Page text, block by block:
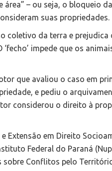
– ou seja, o bloqueio
suas propriedades.
coletivo da terra e
impede que os
que avaliou o caso em
e pediu o
considerou o direito à
Extensão em Direito
Federal do Paraná
sobre Conflitos pelo